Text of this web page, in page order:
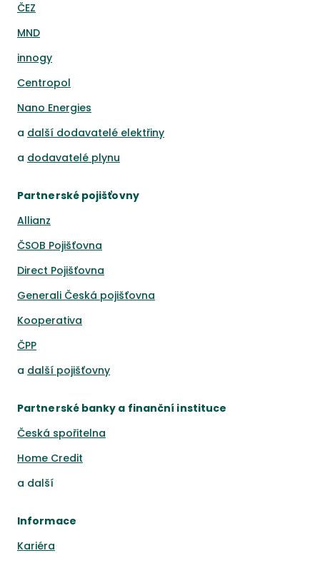
ČEZ
MND
innogy
Centropol
Nano Energies
a další dodavatelé elektřiny
a dodavatelé plynu
Partnerské pojišťovny
Allianz
ČSOB Pojišťovna
Direct Pojišťovna
Generali Česká pojišťovna
Kooperativa
ČPP
a další pojišťovny
Partnerské banky a finanční instituce
Česká spořitelna
Home Credit
a další
Informace
Kariéra